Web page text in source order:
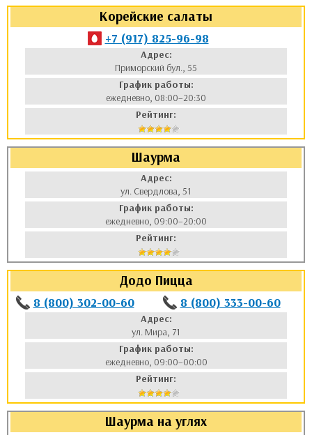
Корейские салаты
+7 (917) 825-96-98
Адрес:
Приморский бул., 55
График работы:
ежедневно, 08:00–20:30
Рейтинг:
Шаурма
Адрес:
ул. Свердлова, 51
График работы:
ежедневно, 09:00–20:00
Рейтинг:
Додо Пицца
8 (800) 302-00-60 8 (800) 333-00-60
Адрес:
ул. Мира, 71
График работы:
ежедневно, 09:00–00:00
Рейтинг:
Шаурма на углях